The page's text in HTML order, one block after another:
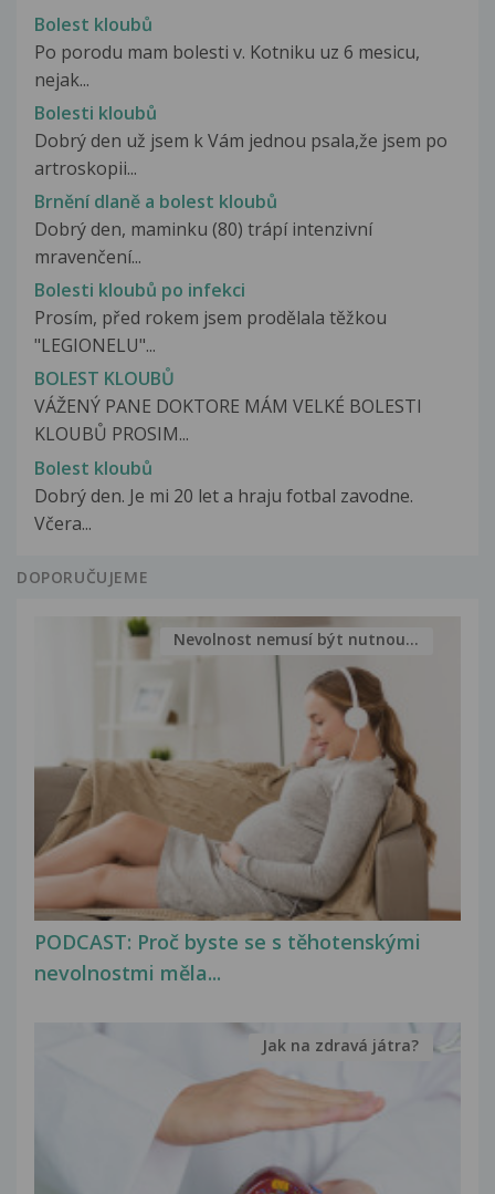
Bolest kloubů
Po porodu mam bolesti v. Kotniku uz 6 mesicu,
nejak...
Bolesti kloubů
Dobrý den už jsem k Vám jednou psala,že jsem po
artroskopii...
Brnění dlaně a bolest kloubů
Dobrý den, maminku (80) trápí intenzivní
mravenčení...
Bolesti kloubů po infekci
Prosím, před rokem jsem prodělala těžkou
"LEGIONELU"...
BOLEST KLOUBŮ
VÁŽENÝ PANE DOKTORE MÁM VELKÉ BOLESTI
KLOUBŮ PROSIM...
Bolest kloubů
Dobrý den. Je mi 20 let a hraju fotbal zavodne.
Včera...
DOPORUČUJEME
PODCAST: Proč byste se s těhotenskými
nevolnostmi měla...
Nevolnost nemusí být nutnou...
Jak na zdravá játra?